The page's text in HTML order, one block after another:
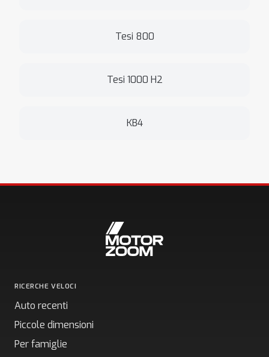
Tesi 800
Tesi 1000 H2
KB4
RICERCHE VELOCI
Auto recenti
Piccole dimensioni
Per famiglie